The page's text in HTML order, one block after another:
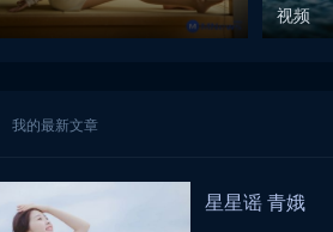
视频
我的最新文章
星星谣 青娥